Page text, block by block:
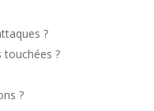
?
touchées ?
?